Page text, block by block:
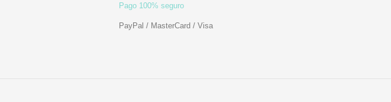
Pago 100% seguro
PayPal / MasterCard / Visa